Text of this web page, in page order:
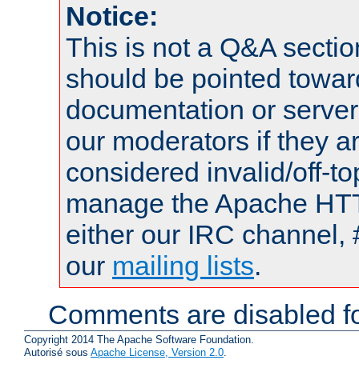
Notice:
This is not a Q&A
should be pointed
documentation or
our moderators if they
considered invalid/off-
manage the Apache
either our IRC channel,
our mailing lists.
Comments are disabled
Copyright 2014 The Apache Software Foundation.
Autorisé sous Apache License, Version 2.0